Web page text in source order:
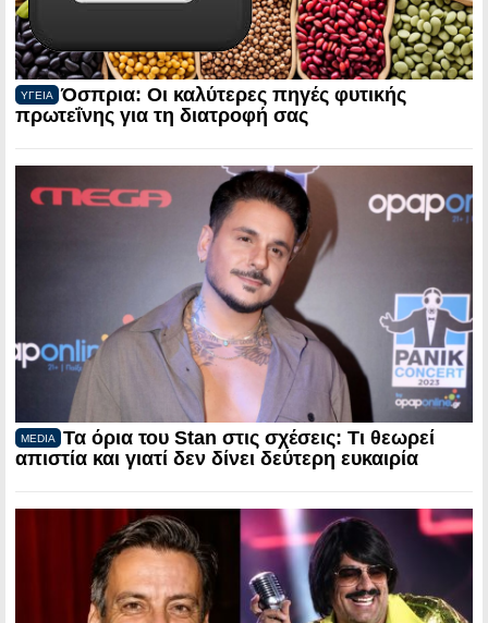
ΥΓΕΙΑ
Όσπρια: Οι καλύτερες πηγές φυτικής
πρωτεΐνης για τη διατροφή σας
MEDIA
Τα όρια του Stan στις σχέσεις: Τι θεωρεί
απιστία και γιατί δεν δίνει δεύτερη ευκαιρία